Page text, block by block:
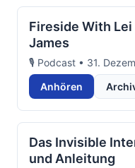
Fireside With Lei
James
🎙️ Podcast • 31.
Anhören
Das Invisible
und Anleitung